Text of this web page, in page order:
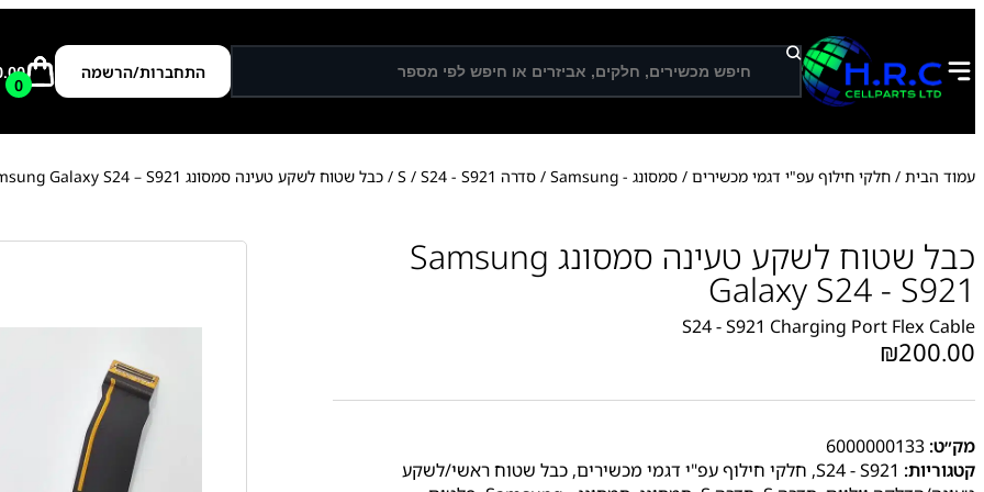
ח
י
פ
התחברות/הרשמה
0
עמוד הבית / חלקי חילוף עפ"י דגמי מכשירים / סמסונג - Samsung / סדרה S / S24 - S921 / כבל שטוח לשקע טעינה סמסונג Samsung Galaxy S24 – S921
כבל שטוח לשקע טעינה סמסונג Samsung
Galaxy S24 - S921
S24 - S921 Charging Port Flex Cable
₪200.00
מק״ט: 6000000133
קטגוריות: S24 - S921
, חלקי חילוף עפ"י דגמי מכשירים, כבל שטוח ראשי/לשקע